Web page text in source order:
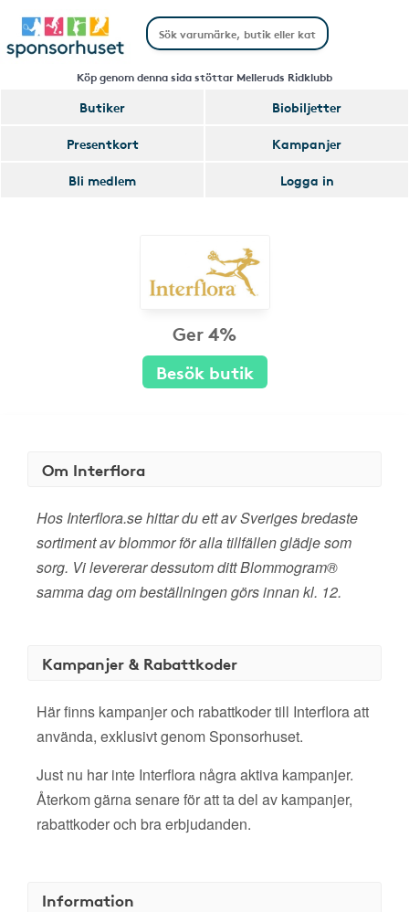
Köp genom denna sida stöttar Melleruds Ridklubb
Butiker
Biobiljetter
Presentkort
Kampanjer
Bli medlem
Logga in
Ger 4%
Besök butik
Om Interflora
Hos Interflora.se hittar du ett av Sveriges bredaste
sortiment av blommor för alla tillfällen glädje som
sorg. Vi levererar dessutom ditt Blommogram®
samma dag om beställningen görs innan kl. 12.
Kampanjer & Rabattkoder
Här finns kampanjer och rabattkoder till Interflora att
använda, exklusivt genom Sponsorhuset.
Just nu har inte Interflora några aktiva kampanjer.
Återkom gärna senare för att ta del av kampanjer,
rabattkoder och bra erbjudanden.
Information